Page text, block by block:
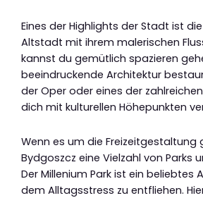
Eines der Highlights der Stadt ist
Altstadt mit ihrem malerischen
kannst du gemütlich spazieren
beeindruckende Architektur
der Oper oder eines der
dich mit kulturellen Höhepunkten
Wenn es um die Freizeitgestaltung
Bydgoszcz eine Vielzahl von Parks
Der Millenium Park ist ein beliebtes
dem Alltagsstress zu entfliehen.